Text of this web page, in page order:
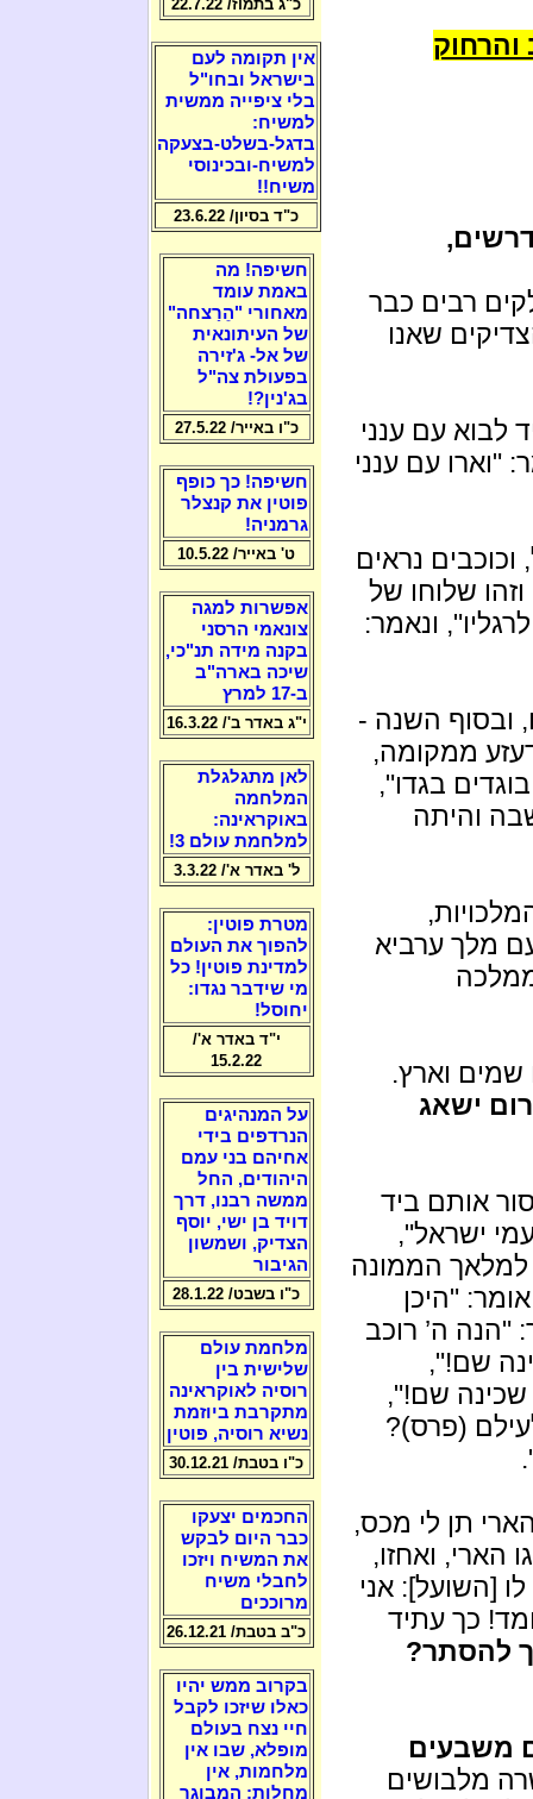
והרחוק
רבים כבר
שאנו
עם ענני
"וארו עם ענני
נראים
שלוחו של
ונאמר:
ובסוף השנה -
ממקומה,
בגדו",
והיתה
מלך ערביא
ממלכה
וארץ.
ישאג
אותם ביד
ישראל",
למלאך הממונה
"היכן
ה’ רוכב
שם!",
שם!",
(פרס)?
תן לי מכס,
ואחזו,
[השועל]: אני
כך עתיד
להסתר?
משבעים
מלבושים
כ"ג בתמוז/ 22.7.22
אין תקומה לעם
בישראל ובחו"ל
בלי ציפייה ממשית
למשיח:
בדגל-בשלט-בצעקה
למשיח-ובכינוסי
משיח!!
כ"ד בסיון/ 23.6.22
חשיפה! מה
באמת עומד
מאחורי "הֵרַצחה"
של העיתונאית
של אל- ג'זירה
בפעולת צה"ל
בג'נין?!
כ"ו באייר/ 27.5.22
חשיפה! כך כופף
פוטין את קנצלר
גרמניה!
ט' באייר/ 10.5.22
אפשרות למגה
צונאמי הרסני
בקנה מידה תנ"כי,
שיכה בארה"ב
ב-17 למרץ
י"ג באדר ב'/ 16.3.22
לאן מתגלגלת
המלחמה
באוקראינה:
למלחמת עולם 3!
ל' באדר א'/ 3.3.22
מטרת פוטין:
להפוך את העולם
למדינת פוטין! כל
מי שידבר נגדו:
יחוסל!
י"ד באדר א'/
15.2.22
על המנהיגים
הנרדפים בידי
אחיהם בני עמם
היהודים, החל
ממשה רבנו, דרך
דויד בן ישי, יוסף
הצדיק, ושמשון
הגיבור
כ"ו בשבט/ 28.1.22
מלחמת עולם
שלישית בין
רוסיה לאוקראינה
מתקרבת ביוזמת
נשיא רוסיה, פוטין
כ"ו בטבת/ 30.12.21
החכמים יצעקו
כבר היום לבקש
את המשיח ויזכו
לחבלי משיח
מרוככים
כ"ב בטבת/ 26.12.21
בקרוב ממש יהיו
כאלו שיזכו לקבל
חיי נצח בעולם
מופלא, שבו אין
מלחמות, אין
מחלות: המבוגר